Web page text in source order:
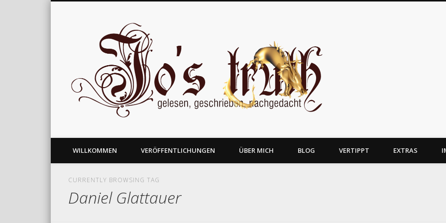
gelesen, geschrieben und nachgedacht
WILLKOMMEN VERÖFFENTLICHUNGEN ÜBER MICH BLOG VERTIPPT EXTRAS
CURRENTLY BROWSING TAG
Daniel Glattauer